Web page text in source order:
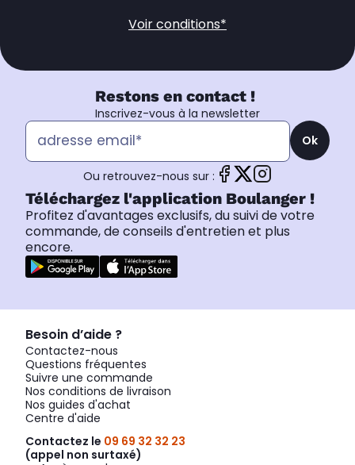
Voir conditions*
Restons en contact !
Inscrivez-vous à la newsletter
Ok
Ou retrouvez-nous sur :
Téléchargez l'application Boulanger !
Profitez d'avantages exclusifs, du suivi de votre
commande, de conseils d'entretien et plus
encore.
Besoin d’aide ?
Contactez-nous
Questions fréquentes
Suivre une commande
Nos conditions de livraison
Nos guides d'achat
Centre d'aide
Contactez le 09 69 32 32 23
(appel non surtaxé)